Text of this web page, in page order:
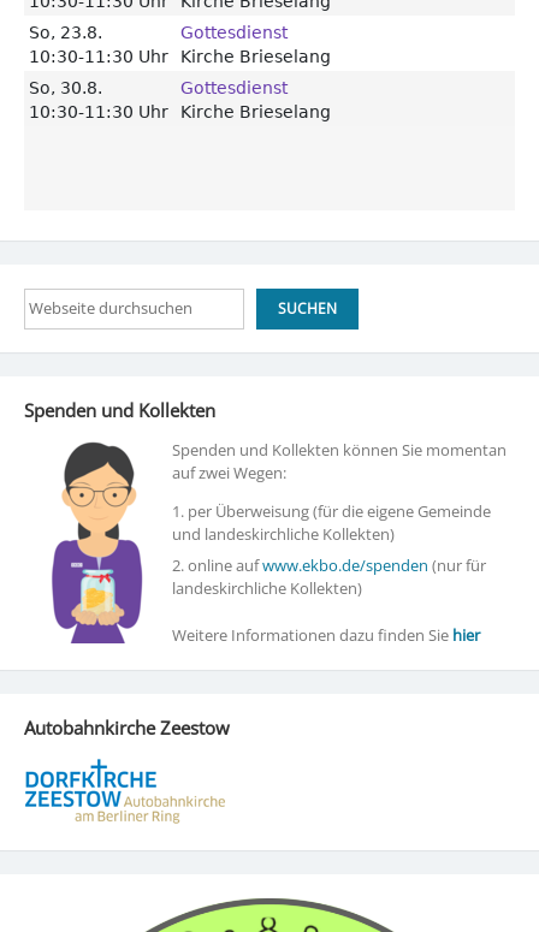
Suchen SUCHEN
Spenden und Kollekten
Spenden und Kollekten können Sie momentan
auf zwei Wegen:
1. per Überweisung (für die eigene Gemeinde
und landeskirchliche Kollekten)
2. online aufwww.ekbo.de/spenden (nur für
landeskirchliche Kollekten)
Weitere Informationen dazu finden Sie hier
Autobahnkirche Zeestow